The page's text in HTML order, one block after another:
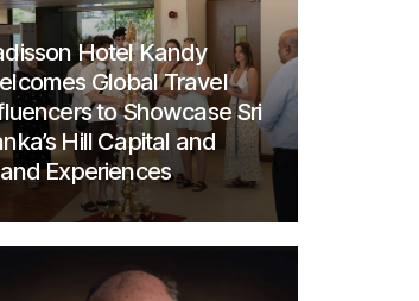
Hotel Kandy
Global Travel
to Showcase Sri
Hill Capital and
Experiences